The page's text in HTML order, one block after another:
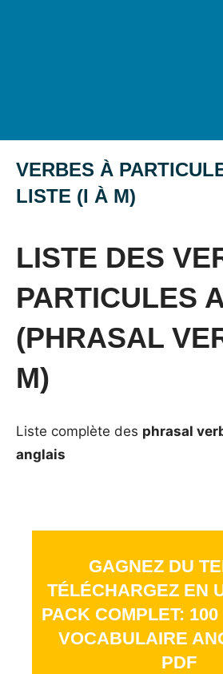
VERBES À
LISTE (I À M)
22
2016
LISTE DES
PARTICULES
(PHRASAL
M)
Liste complète des phrasal
anglais
GAGNEZ DU
TÉLÉCHARGEZ EN
PACK COMPLET:
VOCABULAIRE
PDF